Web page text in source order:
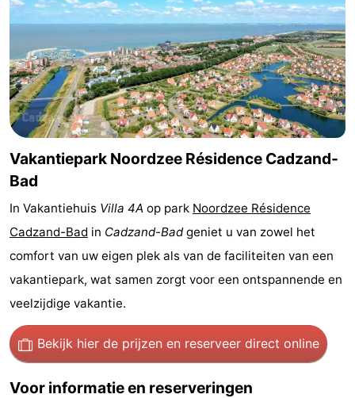
Bad
Bad
Strand
Nieuwvliet-
Bad
-
Waterdunen
Zonneweelde
-
Zwinhoeve
Last
minutes
Strand
Zien
doen
-
Monumenten
-
Molens
Vakantiepark Noordzee Résidence Cadzand-
Bad
In Vakantiehuis Villa 4A op park Noordzee Résidence
Cadzand-Bad in Cadzand-Badgeniet u van zowel het
comfort van uw eigen plek als van de faciliteiten van een
vakantiepark, wat samen zorgt voor een ontspannende en
veelzijdige vakantie.
Bekijk hier de prijzen en reserveer direct online
Voor informatie en reserveringen